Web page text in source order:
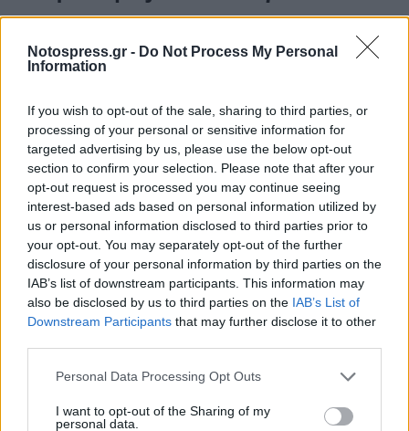
Notospress.gr - Do Not Process My Personal
Information
If you wish to opt-out of the sale, sharing to third parties, or
processing of your personal or sensitive information for
targeted advertising by us, please use the below opt-out
section to confirm your selection. Please note that after your
opt-out request is processed you may continue seeing
interest-based ads based on personal information utilized by
us or personal information disclosed to third parties prior to
your opt-out. You may separately opt-out of the further
disclosure of your personal information by third parties on the
IAB’s list of downstream participants. This information may
also be disclosed by us to third parties on the IAB’s List of
Downstream Participants that may further disclose it to other
Personal Data Processing Opt Outs
I want to opt-out of the Sharing of my
personal data.
Η αξιοποίηση του Ξενία Βυτίνας αποτελεί τη
δεύτερη επένδυση της«Otus I.K.E.»στην
ακινήτου σταΜαγούλιανα, το οποίο
λειτούργησε από το1929 έως το 1938ως
σανατόριογια τραυματίες τωνΒαλκανικών
Πολέμωνκαι τηςΜικρασιατικής Εκστρατείας
Από αυτή την επένδυση προέκυψε τοManna
Arcadia, μία από τις πιο χαρακτηριστικές
περιπτώσεις επανάχρησης ιστορικού ακινήτου
στον ελληνικό τουρισμό. Το εμβληματικό κτίριο
απέκτησε ξανά ζωή έπειτα από επένδυση ύψους
9 εκατ. ευρώκαι λειτουργεί πλέον ωςboutique
ορεινό θέρετρο υψηλών προδιαγραφών ,
αποτελώντας μέλος τωνDesign Hotels